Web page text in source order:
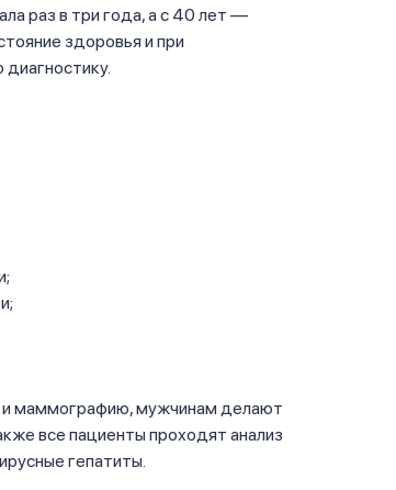
раз в три года, а с 40 лет —
здоровья и при
и маммографию, мужчинам делают
все пациенты проходят анализ
гепатиты.